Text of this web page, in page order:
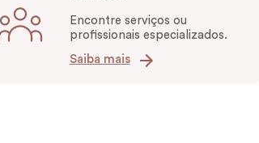
Encontre serviços ou
profissionais especializados.
Saiba mais